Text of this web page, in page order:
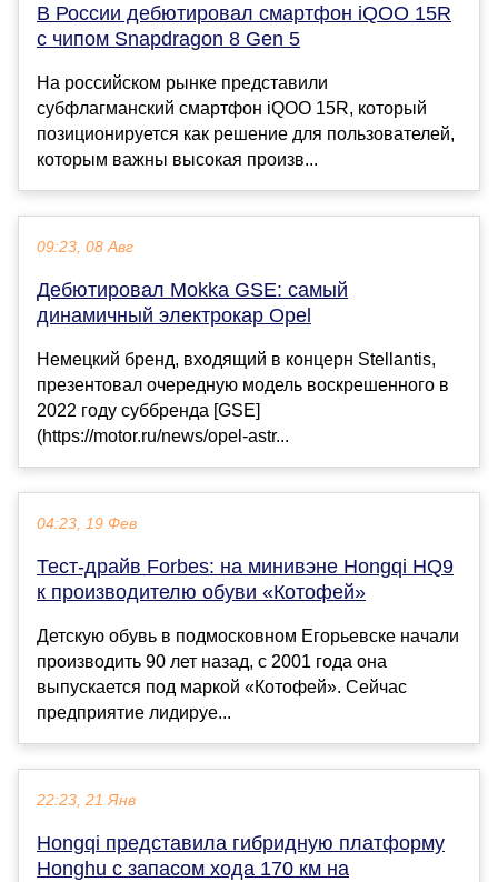
В России дебютировал смартфон iQOO 15R
с чипом Snapdragon 8 Gen 5
На российском рынке представили
субфлагманский смартфон iQOO 15R, который
позиционируется как решение для пользователей,
которым важны высокая произв...
09:23, 08 Авг
Дебютировал Mokka GSE: самый
динамичный электрокар Opel
Немецкий бренд, входящий в концерн Stellantis,
презентовал очередную модель воскрешенного в
2022 году суббренда [GSE]
(https://motor.ru/news/opel-astr...
04:23, 19 Фев
Тест-драйв Forbes: на минивэне Hongqi HQ9
к производителю обуви «Котофей»
Детскую обувь в подмосковном Егорьевске начали
производить 90 лет назад, с 2001 года она
выпускается под маркой «Котофей». Сейчас
предприятие лидируе...
22:23, 21 Янв
Hongqi представила гибридную платформу
Honghu с запасом хода 170 км на